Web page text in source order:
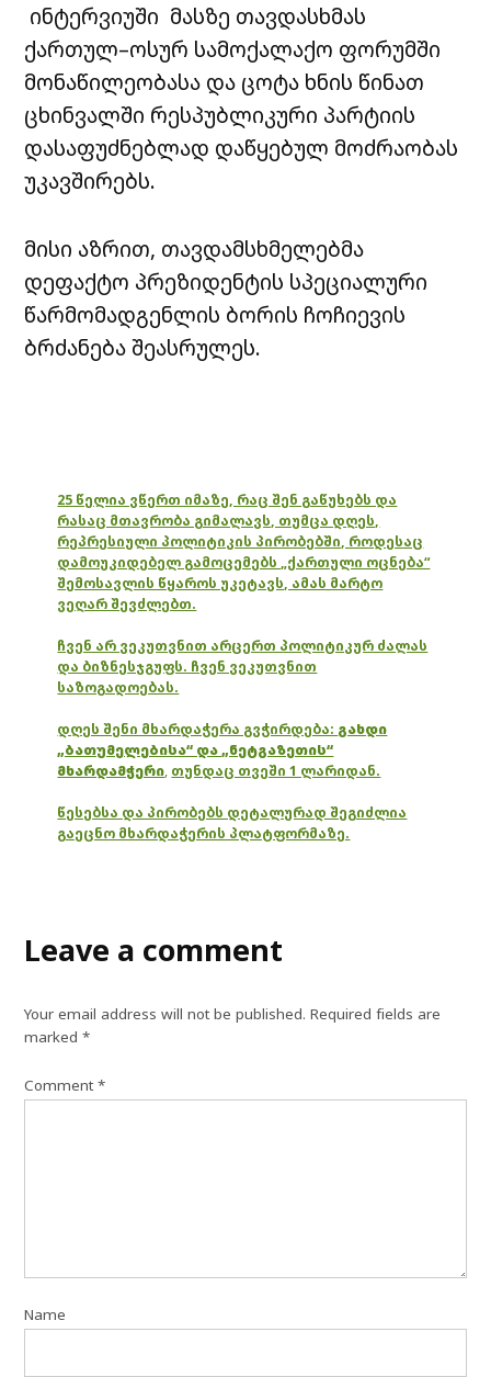
ინტერვიუში მასზე თავდასხმას
ქართულ–ოსურ სამოქალაქო ფორუმში
მონაწილეობასა და ცოტა ხნის წინათ
ცხინვალში რესპუბლიკური პარტიის
დასაფუძნებლად დაწყებულ მოძრაობას
უკავშირებს.
მისი აზრით, თავდამსხმელებმა
დეფაქტო პრეზიდენტის სპეციალური
წარმომადგენლის ბორის ჩოჩიევის
ბრძანება შეასრულეს.
25 წელია ვწერთ იმაზე, რაც შენ გაწუხებს და
რასაც მთავრობა გიმალავს, თუმცა დღეს,
რეპრესიული პოლიტიკის პირობებში, როდესაც
დამოუკიდებელ გამოცემებს „ქართული ოცნება“
შემოსავლის წყაროს უკეტავს, ამას მარტო
ვეღარ შევძლებთ.
ჩვენ არ ვეკუთვნით არცერთ პოლიტიკურ ძალას
და ბიზნესჯგუფს. ჩვენ ვეკუთვნით
საზოგადოებას.
დღეს შენი მხარდაჭერა გვჭირდება: გახდი
„ბათუმელებისა“ და „ნეტგაზეთის“
მხარდამჭერი, თუნდაც თვეში 1 ლარიდან.
წესებსა და პირობებს დეტალურად შეგიძლია
გაეცნო მხარდაჭერის პლატფორმაზე.
Leave a comment
Your email address will not be published. Required fields are
marked*
Comment*
Name